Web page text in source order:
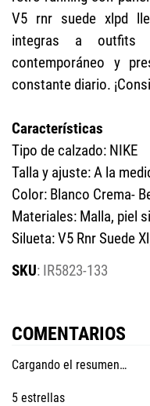
V5 rnr suede xlpd
integras a outfits
contemporáneo y
constante diario.
Características
Tipo de calzado: NIKE
Talla y ajuste: A la
Color: Blanco Crema-
Materiales: Malla, piel
Silueta: V5 Rnr Suede
: IR5823-133
COMENTARIOS
Cargando el resumen…
5 estrellas